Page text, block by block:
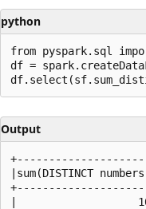
python
from pyspark.sql
df =
Output
|sum(DISTINCT
|